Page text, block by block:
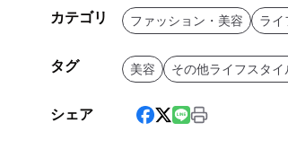
カテゴリ ファッション・美容 ライ
タグ 美容 その他ライフスタイ
シェア